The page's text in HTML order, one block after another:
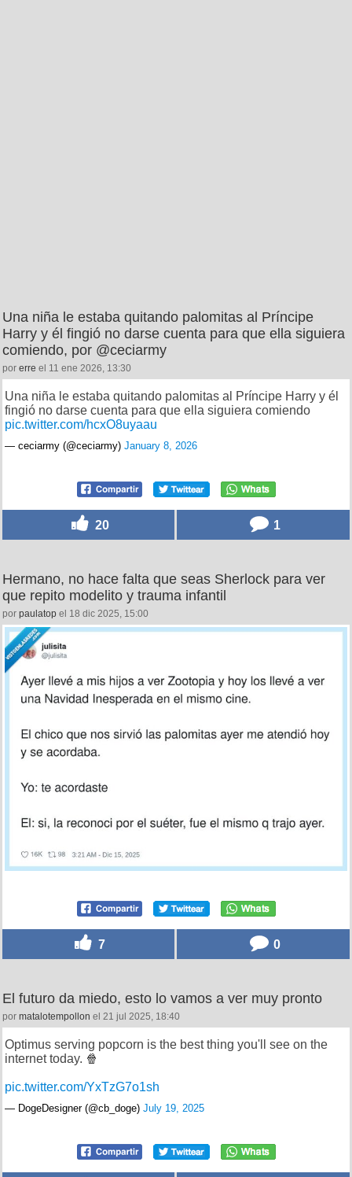
Una niña le estaba quitando palomitas al Príncipe
Harry y él fingió no darse cuenta para que ella siguiera
comiendo, por @ceciarmy
por erre el 11 ene 2026, 13:30
Una niña le estaba quitando palomitas al Príncipe Harry y él
fingió no darse cuenta para que ella siguiera comiendo
pic.twitter.com/hcxO8uyaau
— ceciarmy (@ceciarmy) January 8, 2026
20 1
Hermano, no hace falta que seas Sherlock para ver
que repito modelito y trauma infantil
por paulatop el 18 dic 2025, 15:00
7 0
El futuro da miedo, esto lo vamos a ver muy pronto
por matalotempollon el 21 jul 2025, 18:40
Optimus serving popcorn is the best thing you'll see on the
internet today. 🍿
pic.twitter.com/YxTzG7o1sh
— DogeDesigner (@cb_doge) July 19, 2025